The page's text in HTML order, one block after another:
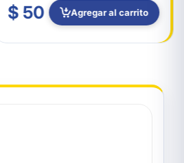
$ 50 Agregar al carrito